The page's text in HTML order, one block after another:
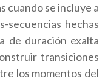
cuando se incluye a
secuencias hechas
de duración exalta
transiciones
los momentos del